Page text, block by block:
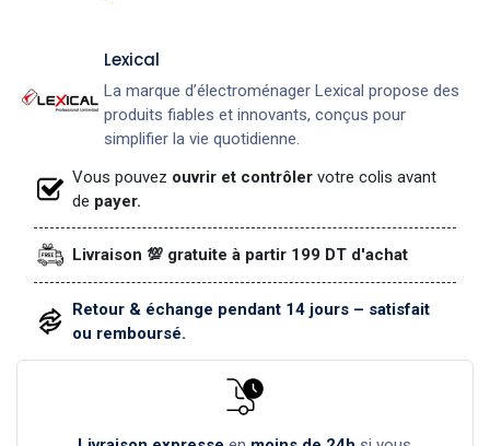
Lexical
La marque d’électroménager Lexical propose des
produits fiables et innovants, conçus pour
simplifier la vie quotidienne.
Vous pouvez ouvrir et contrôler votre colis avant
de payer.
Livraison 💯 gratuite à partir 199 DT d'achat
Retour & échange pendant 14 jours – satisfait
ou remboursé.